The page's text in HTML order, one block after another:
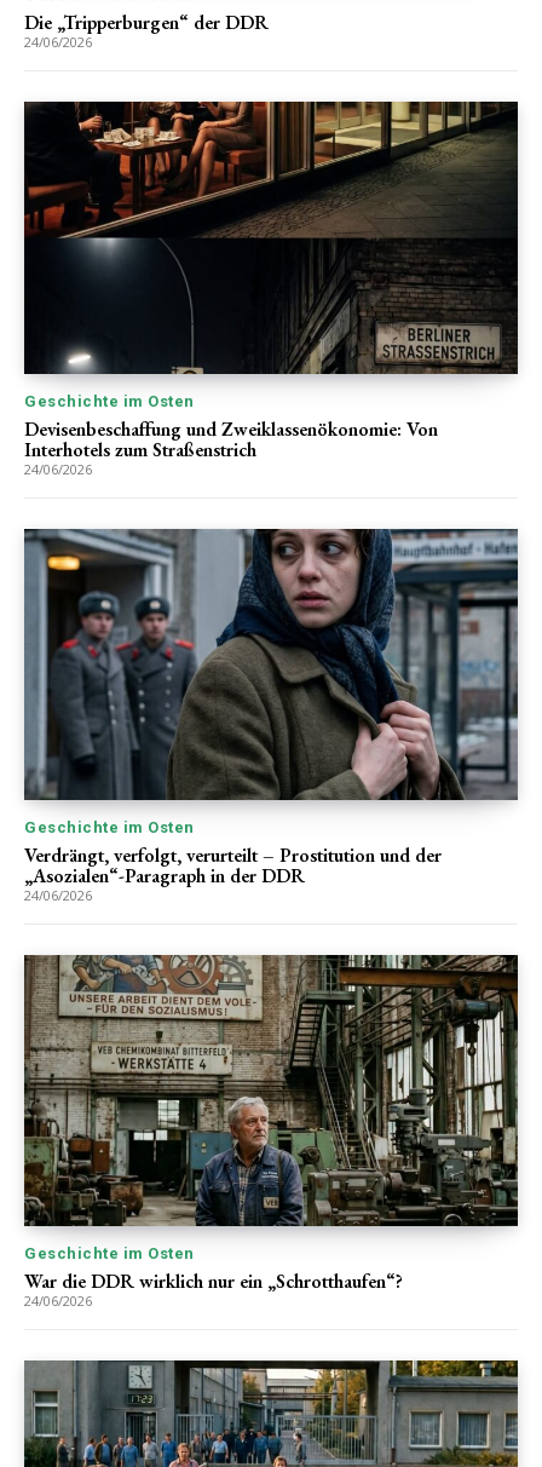
Die „Tripperburgen“ der DDR
24/06/2026
Geschichte im Osten
Devisenbeschaffung und Zweiklassenökonomie: Von
Interhotels zum Straßenstrich
24/06/2026
Geschichte im Osten
Verdrängt, verfolgt, verurteilt – Prostitution und der
„Asozialen“-Paragraph in der DDR
24/06/2026
Geschichte im Osten
War die DDR wirklich nur ein „Schrotthaufen“?
24/06/2026